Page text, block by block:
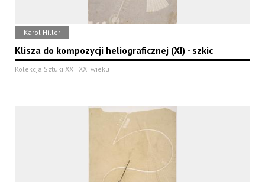
Karol Hiller
Klisza do kompozycji heliograficznej (XI) - szkic
Kolekcja Sztuki XX i XXI wieku